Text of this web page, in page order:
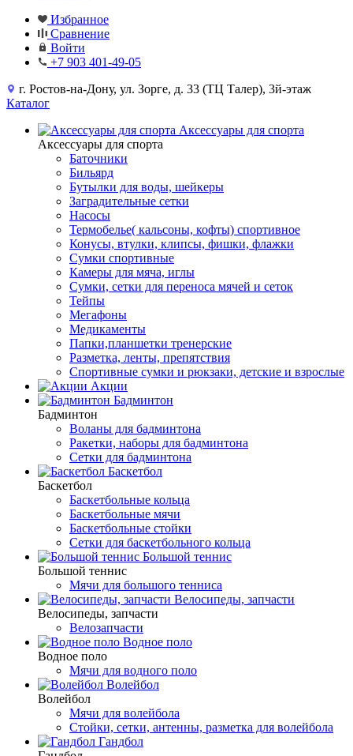
Избранное
Сравнение
Войти
+7 903 401-49-05
г. Ростов-на-Дону, ул. Зорге, д. 33 (ТЦ Талер), 3й-этаж
Каталог
Аксессуары для спорта
Аксессуары для спорта
Баточники
Бильярд
Бутылки для воды, шейкеры
Заградительные сетки
Насосы
Термобелье( кальсоны, кофты) спортивное
Конусы, втулки, клипсы, фишки, флажки
Сумки спортивные
Камеры для мяча, иглы
Сумки, сетки для переноса мячей и сеток
Тейпы
Мегафоны
Медикаменты
Папки,планшетки тренерские
Разметка, ленты, препятствия
Спортивные сумки и рюкзаки, детские и взрослые
Акции
Бадминтон
Бадминтон
Воланы для бадминтона
Ракетки, наборы для бадминтона
Сетки для бадминтона
Баскетбол
Баскетбол
Баскетбольные кольца
Баскетбольные мячи
Баскетбольные стойки
Сетки для баскетбольного кольца
Большой теннис
Большой теннис
Мячи для большого тенниса
Велосипеды, запчасти
Велосипеды, запчасти
Велозапчасти
Водное поло
Водное поло
Мячи для водного поло
Волейбол
Волейбол
Мячи для волейбола
Стойки, сетки, антенны, разметка для волейбола
Гандбол